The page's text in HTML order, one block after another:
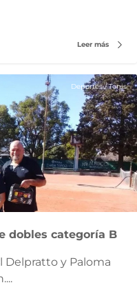
Leer más
Deportes / Tenis
dobles categoría B
Delpratto y Paloma